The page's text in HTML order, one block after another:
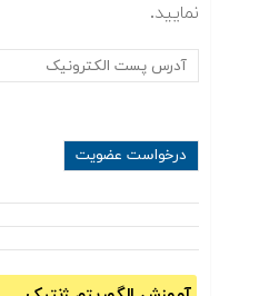
نمایید.